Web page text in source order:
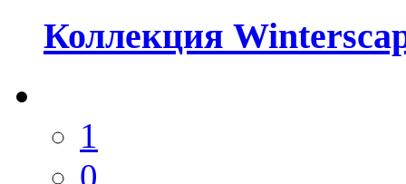
Коллекция
1
0